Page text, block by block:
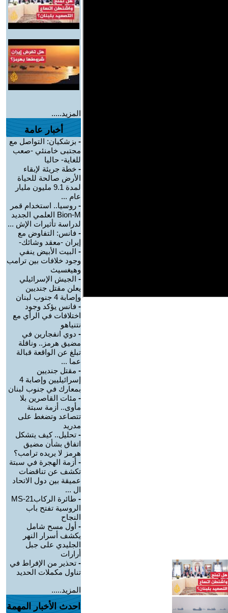
المزيد.....
أخبار عامة
- بزشكيان: التواصل مع
مجتبى خامنئي -صعب
للغاية- حاليا
- خطة جريئة لإبقاء
الأرض صالحة للحياة
لمدة 9.1 مليون مليار
عام ...
- روسيا.. استخدام قمر
Bion-M العلمي الجديد
لدراسة تأثيرات الإش ...
- فانس: التفاوض مع
إيران -معقد وشائك-
- البيت الأبيض ينفي
وجود خلافات بين ترامب
وهيغسيث
- الجيش الإسرائيلي
يعلن مقتل جنديين
وإصابة 4 جنوب لبنان
- فانس يؤكد وجود
اختلافات في الرأي مع
نتنياهو
- دوي انفجارين في
مضيق هرمز.. وناقلة
تبلغ عن الواقعة قبالة
عما ...
- مقتل جنديين
إسرائيليين وإصابة 4
بمعارك في جنوب لبنان
- مئات القاصرين بلا
مأوى.. أزمة سبتة
تتصاعد وتضغط على
مدريد
- تحليل.. كيف يتشكل
اتفاق بشأن مضيق
هرمز لا يريده ترامب؟
- أزمة الهجرة في سبتة
تكشف عن تناقضات
عميقة بين دول الاتحاد
ال ...
-
طائرة الركابMS-21
الروسية تفتح باب
النجاح
- أول مسح شامل
يكشف أسرار النهر
الجليدي على جبل
أرارات
- تحذير من الإفراط في
تناول مكملات الحديد
المزيد.....
احدث الأخبار المهمة